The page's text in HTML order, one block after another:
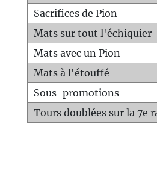
Sacrifices de Pion
Mats sur tout l'échiquier
Mats avec un Pion
Mats à l'étouffé
Sous-promotions
Tours doublées sur la 7e